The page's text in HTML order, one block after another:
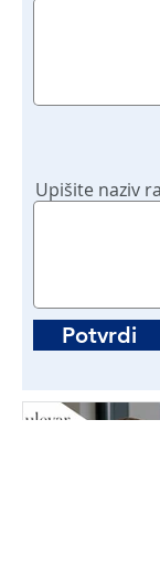
Upišite naziv
Potvrdi